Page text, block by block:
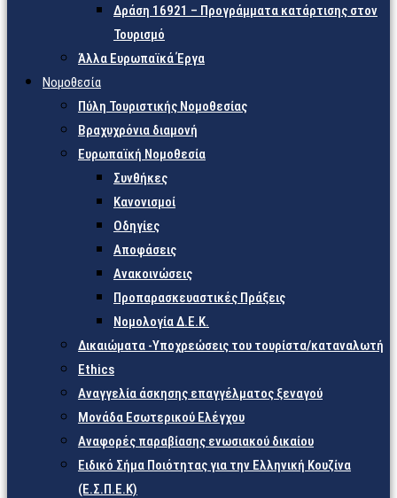
Δράση 16921 – Προγράμματα κατάρτισης στον
Τουρισμό
Άλλα Ευρωπαϊκά Έργα
Νομοθεσία
Πύλη Τουριστικής Νομοθεσίας
Βραχυχρόνια διαμονή
Ευρωπαϊκή Νομοθεσία
Συνθήκες
Κανονισμοί
Οδηγίες
Αποφάσεις
Ανακοινώσεις
Προπαρασκευαστικές Πράξεις
Νομολογία Δ.Ε.Κ.
Δικαιώματα -Υποχρεώσεις του τουρίστα/καταναλωτή
Ethics
Αναγγελία άσκησης επαγγέλματος ξεναγού
Μονάδα Εσωτερικού Ελέγχου
Αναφορές παραβίασης ενωσιακού δικαίου
Ειδικό Σήμα Ποιότητας για την Ελληνική Κουζίνα
(Ε.Σ.Π.Ε.Κ)